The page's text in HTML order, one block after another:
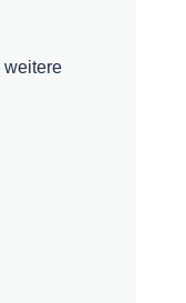
weitere